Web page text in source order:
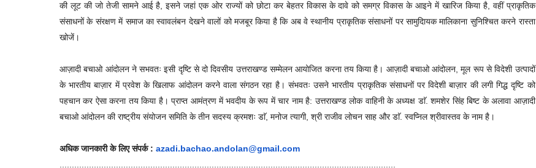
की लूट की जो तेजी सामने आई है, इसने जहां एक ओर राज्यों को छोटा कर बेहतर विकास के दावे को समग्र विकास के आइने में खारिज किया है, वहीं प्राकृतिक
संसाधनों के संरक्षण में समाज का स्वावलंबन देखने वालों को मजबूर किया है कि अब वे स्थानीय प्राकृतिक संसाधनों पर सामुदाियक मालिकाना सुनिश्चित करने रास्ता
खोजें।
आज़ादी बचाओ आंदोलन ने सभवतः इसी दृष्टि से दो दिवसीय उत्तराखण्ड सम्मेलन आयोजित करना तय किया है। आज़ादी बचाओ आंदोलन, मूल रूप से विदेशी उत्पादों
के भारतीय बाज़ार में प्रवेश के खिलाफ आंदोलन करने वाला संगठन रहा है। संभवतः उसने भारतीय प्राकृतिक संसाधनों पर विदेशी बाज़ार की लगी गिद्ध दृष्टि को
पहचान कर ऐसा करना तय किया है। प्राप्त आमंत्रण में भवदीय के रूप में चार नाम है: उत्तराखण्ड लोक वाहिनी के अध्यक्ष डाॅ. शमशेर सिंह बिष्ट के अलावा आज़ादी
बचाओ आंदोलन की राष्ट्रीय संयोजन समिति के तीन सदस्य क्रमशः डाॅ, मनोज त्यागी, श्री राजीव लोचन साह और डाॅ. स्वप्निल श्रीवास्तव के नाम है।
अधिक जानकारी के लिए संपर्क : azadi.bachao.andolan@gmail.com